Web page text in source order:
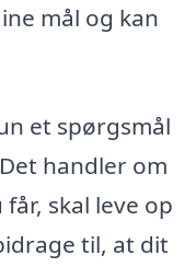
mål og kan
et spørgsmål
handler om
skal leve op
til, at dit